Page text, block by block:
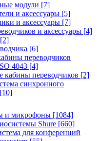
модули [7]
и аксессуары [5]
и аксессуары [7]
и аксессуары [4]
[2]
[6]
переводчиков
4043 [4]
кабины переводчиков [2]
синхронного
[10]
и микрофоны [1084]
Shure [660]
для конференций